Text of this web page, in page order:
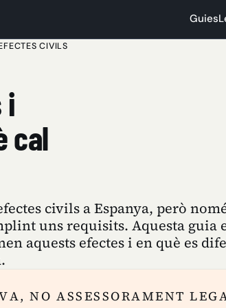
Guies
CIVILS
i
cal
civils a Espanya, però
uns requisits. Aquesta guia
aquests efectes i en què es
NO ASSESSORAMENT